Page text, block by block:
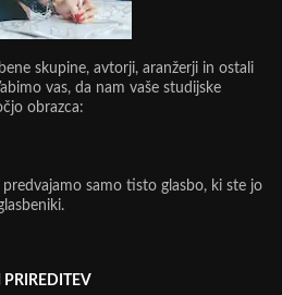
skupine, avtorji, aranžerji in ostali
vas, da nam vaše studijske
obrazca:
samo tisto glasbo, ki ste jo